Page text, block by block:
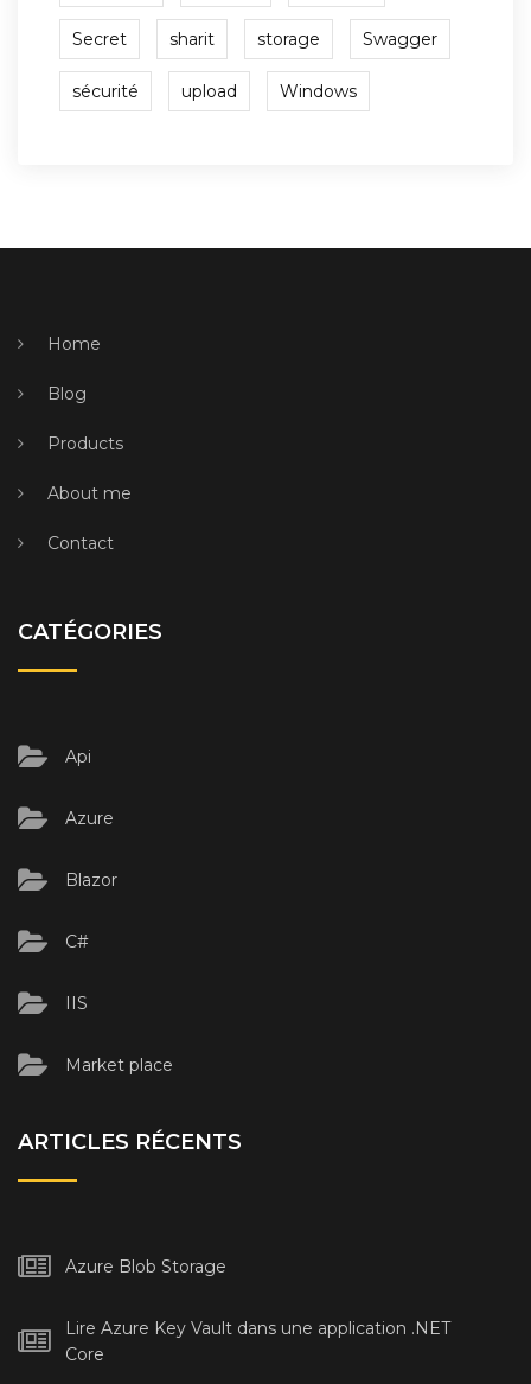
Secret sharit storage Swagger
sécurité upload Windows
Home
Blog
Products
About me
Contact
CATÉGORIES
Api
Azure
Blazor
C#
IIS
Market place
ARTICLES RÉCENTS
Azure Blob Storage
Lire Azure Key Vault dans une application .NET
Core